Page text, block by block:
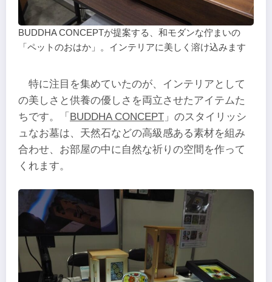
BUDDHA CONCEPTが提案する、和モダンな佇まいの
「ペットのおはか」。インテリアに美しく溶け込みます
特に注目を集めていたのが、インテリアとして
の美しさと供養の優しさを両立させたアイテムた
ちです。「 BUDDHA CONCEPT 」のスタイリッシ
ュなお墓は、天然石などの高級感ある素材を組み
合わせ、お部屋の中に自然な祈りの空間を作って
くれます。